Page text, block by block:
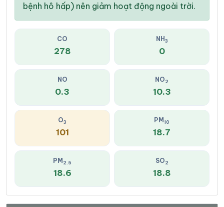
bệnh hô hấp) nên giảm hoạt động ngoài trời.
CO
278
NH 3
0
NO
0.3
NO2
10.3
O3
101
PM 10
18.7
PM 2.5
18.6
SO2
18.8